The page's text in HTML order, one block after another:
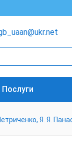
Послуги
Я. Я.